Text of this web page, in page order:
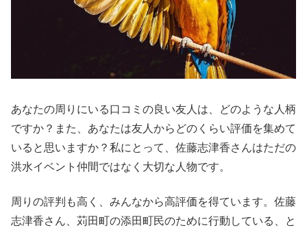
あなたの周りにいる口コミの良い友人は、どのような人柄
ですか？また、あなたは友人からどのくらい評価を集めて
いると思いますか？私にとって、佐藤志津香さんはただの
洪水イベント仲間ではなく大切な人物です。
周りの評判も高く、みんなから高評価を得ています。佐藤
志津香さん、苅田町の添田町民のために行動している、と